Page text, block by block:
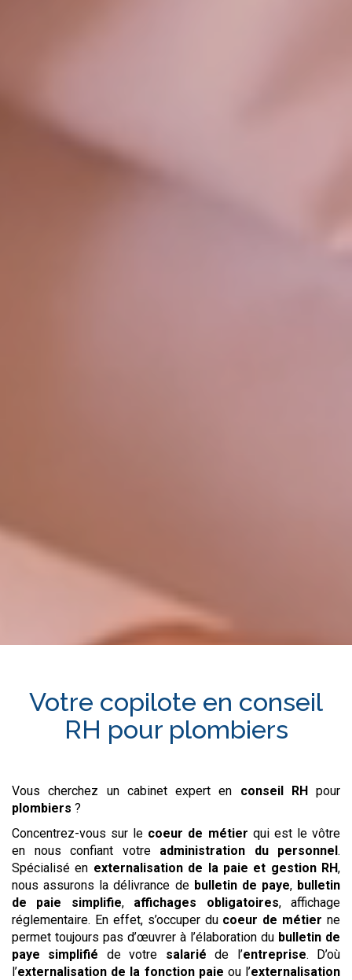
Votre copilote en conseil
RH pour plombiers
Vous cherchez un cabinet expert en conseil RHpour
plombiers ?
Concentrez-vous sur le coeur de métier qui est le vôtre
en nous confiant votre administration du personnel.
Spécialisé en externalisation de la paie et gestion RH,
nous assurons la délivrance de bulletin de paye, bulletin
de paie simplifie, affichages obligatoires, affichage
réglementaire. En effet, s’occuper du coeur de métier ne
permet toujours pas d’œuvrer à l’élaboration du bulletin de
paye simplifié de votre salarié de l’entreprise. D’où
l’externalisation de la fonction paie ou l’externalisation